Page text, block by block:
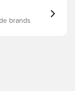
brands